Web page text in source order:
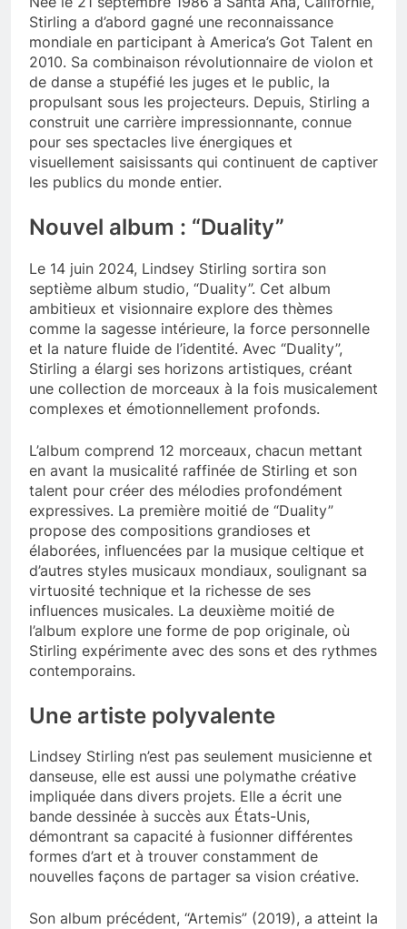
Stirling a d’abord gagné une reconnaissance
mondiale en participant à America’s Got Talent en
2010. Sa combinaison révolutionnaire de violon et
de danse a stupéfié les juges et le public, la
propulsant sous les projecteurs. Depuis, Stirling a
construit une carrière impressionnante, connue
pour ses spectacles live énergiques et
visuellement saisissants qui continuent de captiver
les publics du monde entier.
Nouvel album : “Duality”
Le 14 juin 2024, Lindsey Stirling sortira son
septième album studio, “Duality”. Cet album
ambitieux et visionnaire explore des thèmes
comme la sagesse intérieure, la force personnelle
et la nature fluide de l’identité. Avec “Duality”,
Stirling a élargi ses horizons artistiques, créant
une collection de morceaux à la fois musicalement
complexes et émotionnellement profonds.
L’album comprend 12 morceaux, chacun mettant
en avant la musicalité raffinée de Stirling et son
talent pour créer des mélodies profondément
expressives. La première moitié de “Duality”
propose des compositions grandioses et
élaborées, influencées par la musique celtique et
d’autres styles musicaux mondiaux, soulignant sa
virtuosité technique et la richesse de ses
influences musicales. La deuxième moitié de
l’album explore une forme de pop originale, où
Stirling expérimente avec des sons et des rythmes
contemporains.
Une artiste polyvalente
Lindsey Stirling n’est pas seulement musicienne et
danseuse, elle est aussi une polymathe créative
impliquée dans divers projets. Elle a écrit une
bande dessinée à succès aux États-Unis,
démontrant sa capacité à fusionner différentes
formes d’art et à trouver constamment de
nouvelles façons de partager sa vision créative.
Son album précédent, “Artemis” (2019), a atteint la